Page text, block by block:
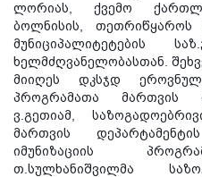
ლორიას, ქვემო
ბოლნისის, თეთრიწყაროს
მუნიციპალიტეტების
ხელმძღვანელობასთან.
მიიღეს დკსჯდ
პროგრამათა მართვის
ვ.გეთიამ,
მართვის
იმუნიზაციის
თ.სულხანიშვილმა